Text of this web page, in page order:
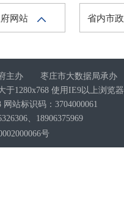
网站 省内市
府主办 枣庄市大数据局承办
于1280x768 使用IE9以上浏览
网站标识码：3704000061
、18906375969
号